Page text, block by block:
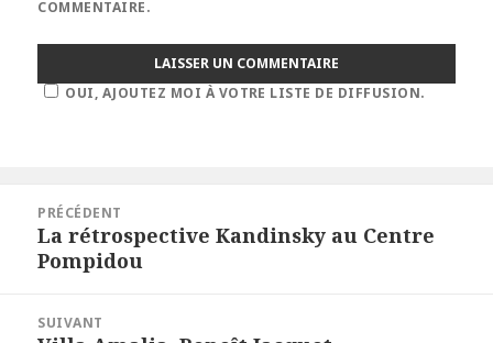
COMMENTAIRE.
OUI, AJOUTEZ MOI À VOTRE LISTE DE DIFFUSION.
l’article
PRÉCÉDENT
Article
précédent :
La rétrospective Kandinsky au Centre
Pompidou
SUIVANT